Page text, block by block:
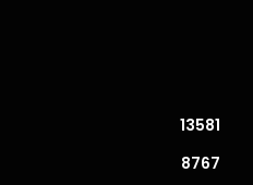
13581
8767